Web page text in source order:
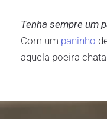
Tenha sempre um
Com um paninho
aquela poeira